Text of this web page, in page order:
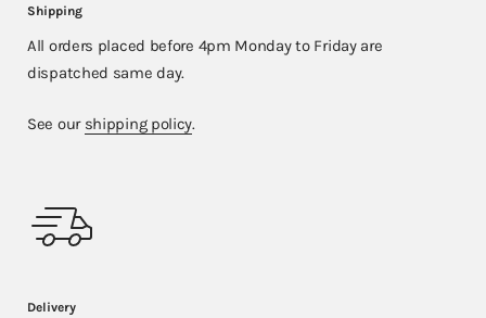
Shipping
All orders placed before 4pm Monday to Friday are
dispatched same day.
See our shipping policy.
Delivery